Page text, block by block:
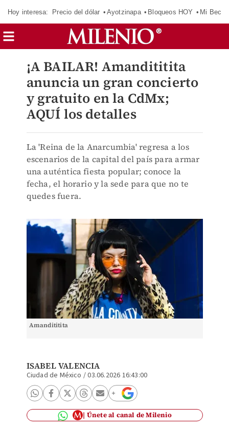
Hoy interesa: Precio del dólar Ayotzinapa Bloqueos HOY Mi Beca
¡A BAILAR! Amandititita
anuncia un gran concierto
y gratuito en la CdMx;
AQUÍ los detalles
La 'Reina de la Anarcumbia' regresa a los
escenarios de la capital del país para armar
una auténtica fiesta popular; conoce la
fecha, el horario y la sede para que no te
quedes fuera.
Amandititita
ISABEL VALENCIA
Ciudad de México /03.06.2026 16:43:00
Únete al canal de Milenio